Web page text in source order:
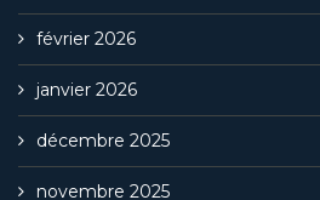
février 2026
janvier 2026
décembre 2025
novembre 2025